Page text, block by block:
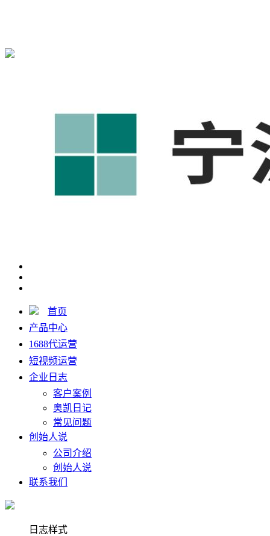
首页
产品中心
1688代运营
短视频运营
企业日志
客户案例
奥凯日记
常见问题
创始人说
公司介绍
创始人说
联系我们
日志样式